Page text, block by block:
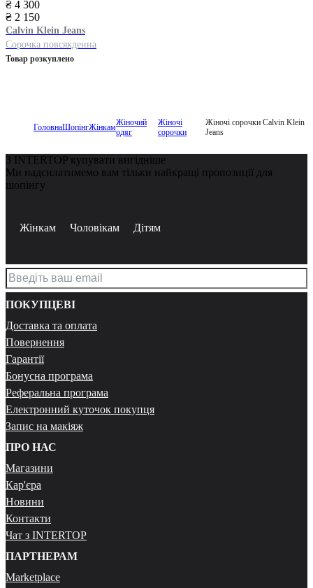
₴ 4 300
₴ 2 150
Calvin Klein Jeans
Сорочка повсякденна
Товар розкуплено
ГоловнаШопінгЖінкамЖіночий
одяг
Жіночі
сорочки
Жіночі сорочки Calvin Klein
Jeans
З INTERTOP купувати вигідніше
Ми надсилатимемо вам тільки найкращі пропозиції для
шопінгу
Жінкам Чоловікам Дітям
ПОКУПЦЕВІ
Доставка та оплата
Повернення
Гарантії
Бонусна програма
Реферальна програма
Електронний куточок покупця
Запис на макіяж
ПРО НАС
Магазини
Кар'єра
Новини
Контакти
Чат з INTERTOP
ПАРТНЕРАМ
Marketplace